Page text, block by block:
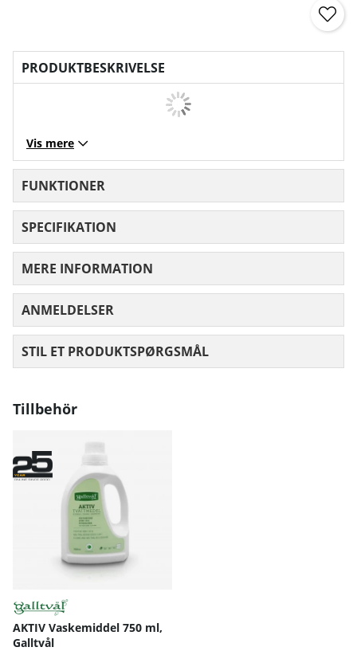
PRODUKTBESKRIVELSE
Vis mere
FUNKTIONER
SPECIFIKATION
MERE INFORMATION
ANMELDELSER
STIL ET PRODUKTSPØRGSMÅL
Tillbehör
AKTIV Vaskemiddel 750 ml,
Galltvål